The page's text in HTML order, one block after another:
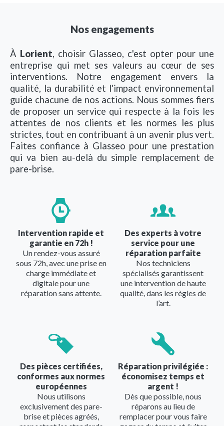
Nos engagements
À Lorient, choisir Glasseo, c'est opter pour une
entreprise qui met ses valeurs au cœur de ses
interventions. Notre engagement envers la
qualité, la durabilité et l'impact environnemental
guide chacune de nos actions. Nous sommes fiers
de proposer un service qui respecte à la fois les
attentes de nos clients et les normes les plus
strictes, tout en contribuant à un avenir plus vert.
Faites confiance à Glasseo pour une prestation
qui va bien au-delà du simple remplacement de
pare-brise.
Intervention rapide et
garantie en 72h !
Un rendez-vous assuré
sous 72h, avec une prise en
charge immédiate et
digitale pour une
réparation sans attente.
Des experts à votre
service pour une
réparation parfaite
Nos techniciens
spécialisés garantissent
une intervention de haute
qualité, dans les règles de
l’art.
Des pièces certifiées,
conformes aux normes
européennes
Nous utilisons
exclusivement des pare-
brise et pièces agréés,
Réparation privilégiée :
économisez temps et
argent !
Dès que possible, nous
réparons au lieu de
remplacer pour vous faire